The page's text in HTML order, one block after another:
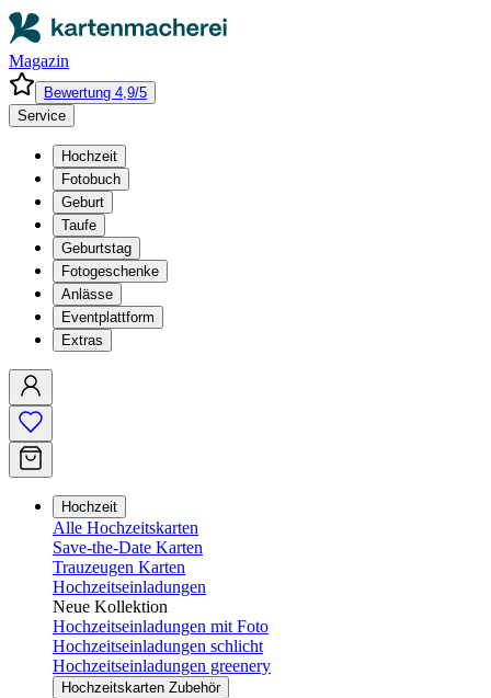
Magazin
Bewertung 4,9/5
Service
Hochzeit
Fotobuch
Geburt
Taufe
Geburtstag
Fotogeschenke
Anlässe
Eventplattform
Extras
Hochzeit
Alle Hochzeitskarten
Save-the-Date Karten
Trauzeugen Karten
Hochzeitseinladungen
Neue Kollektion
Hochzeitseinladungen mit Foto
Hochzeitseinladungen schlicht
Hochzeitseinladungen greenery
Hochzeitskarten Zubehör